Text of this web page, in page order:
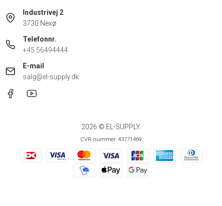
Industrivej 2
3730 Nexø
Telefonnr.
+45 56494444
E-mail
salg@el-supply.dk
2026 © EL-SUPPLY.
CVR-nummer: 43771469